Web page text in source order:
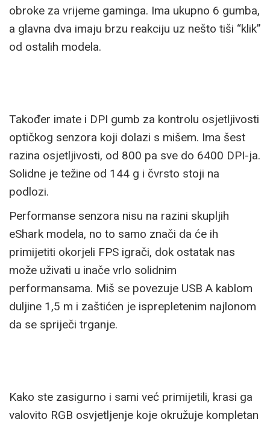
obroke za vrijeme gaminga. Ima ukupno 6 gumba,
a glavna dva imaju brzu reakciju uz nešto tiši “klik”
od ostalih modela.
Također imate i DPI gumb za kontrolu osjetljivosti
optičkog senzora koji dolazi s mišem. Ima šest
razina osjetljivosti, od 800 pa sve do 6400 DPI-ja.
Solidne je težine od 144 g i čvrsto stoji na
podlozi.
Performanse senzora nisu na razini skupljih
eShark modela, no to samo znači da će ih
primijetiti okorjeli FPS igrači, dok ostatak nas
može uživati u inače vrlo solidnim
performansama. Miš se povezuje USB A kablom
duljine 1,5 m i zaštićen je isprepletenim najlonom
da se spriječi trganje.
Kako ste zasigurno i sami već primijetili, krasi ga
valovito RGB osvjetljenje koje okružuje kompletan